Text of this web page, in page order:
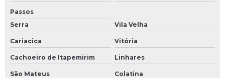
Passos
Serra
Vila Velha
Cariacica Vitória
Cachoeiro de Itapemirim Linhares
São Mateus Colatina